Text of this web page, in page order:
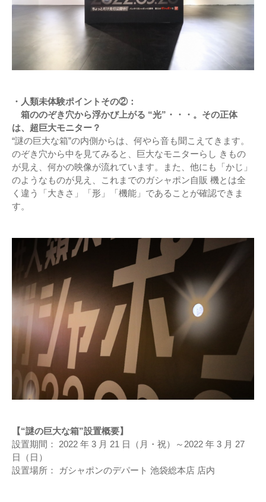
・人類未体験ポイントその②：
箱ののぞき穴から浮かび上がる “光”・・・。その正体
は、超巨大モニター？
“謎の巨大な箱”の内側からは、何やら音も聞こえてきます。
のぞき穴から中を見てみると、巨大なモニターらし きもの
が見え、何かの映像が流れています。また、他にも「かじ」
のようなものが見え、これまでのガシャポン自販 機とは全
く違う「大きさ」「形」「機能」であることが確認できま
す。
【“謎の巨大な箱”設置概要】
設置期間： 2022 年 3 月 21 日（月・祝）～2022 年 3 月 27
日（日）
設置場所： ガシャポンのデパート 池袋総本店 店内